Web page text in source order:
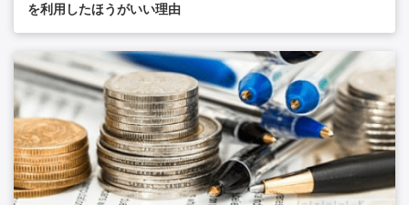
を利用したほうがいい理由